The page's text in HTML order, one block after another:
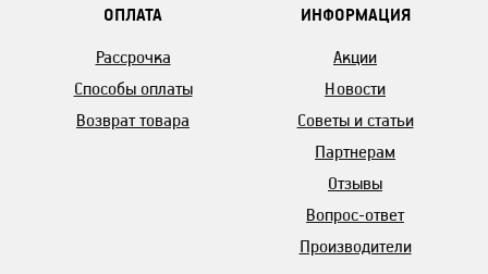
ОПЛАТА
Рассрочка
Способы оплаты
Возврат товара
ИНФОРМАЦИЯ
Акции
Новости
Советы и статьи
Партнерам
Отзывы
Вопрос-ответ
Производители